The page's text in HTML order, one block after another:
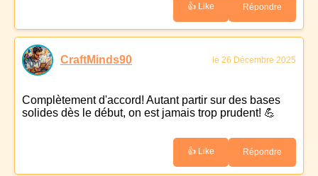
👍 Like Répondre
CraftMinds90 le 26 Décembre 2025
Complètement d'accord! Autant partir sur des bases
solides dès le début, on est jamais trop prudent! 💪
👍 Like Répondre